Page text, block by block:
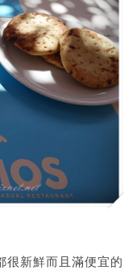
很新鮮而且滿便宜的